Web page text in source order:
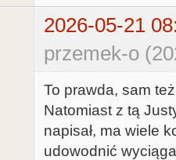
2026-05-21
przemek-o
To prawda, sam
Natomiast z tą
napisał, ma wiele
udowodnić